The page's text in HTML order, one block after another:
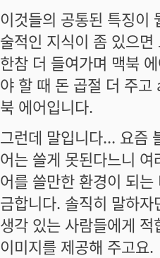
이것들의 공통된 특징이
술적인 지식이 좀 있으
한참 더 들여가며 맥북
야 할 때 돈 곱절 더 주
북 에어입니다.
그런데 말입니다... 요즘
어는 쓸게 못된다느니
어를 쓸만한 환경이 되
금합니다. 솔직히 말하
생각 있는 사람들에게
이미지를 제공해 주고요.